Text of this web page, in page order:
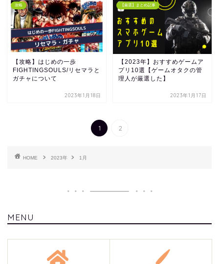
攻略
【攻略】はじめの一歩
FIGHTINGSOULS/リセマラと
ガチャについて
2023年1月18日
【厳選】まとめ記事
【2023年】おすすめゲームア
プリ10選【ゲームオタクの管
理人が厳選した】
2023年1月17日
1 2
HOME 2023年 1月
MENU